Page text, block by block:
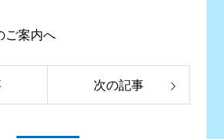
ご案内へ
次の記事